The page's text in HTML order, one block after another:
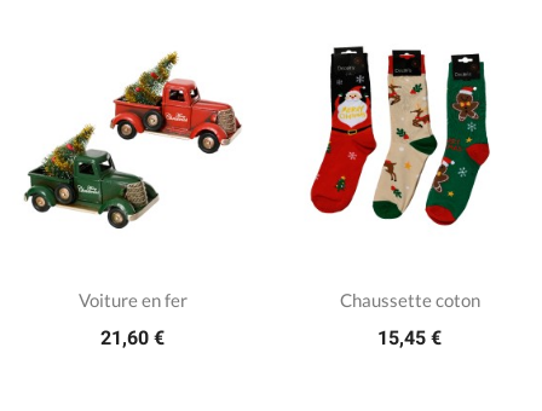
Voiture en fer
21,60 €
Chaussette coton
15,45 €